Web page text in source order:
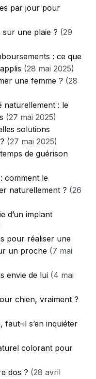
par jour pour
une plaie ? (29
: ce que
(28 mai 2025)
une femme ? (28
naturellement : le
(27 mai 2025)
solutions
(27 mai 2025)
de guérison
comment le
naturellement ? (26
d’un implant
pour réaliser une
un proche (7 mai
envie de lui (4 mai
chien, vraiment ?
faut-il s’en inquiéter
colorant pour
dos ? (28 avril